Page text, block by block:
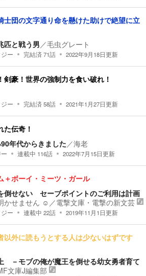
士団の文字通り命を懸けた助けで絶望に立
匹と戦う男／毛虫グレート
ー 完結済71話 2022年9月18日更新
剣豪！世界の強制力を食い破れ！
ー 完結済58話 2021年1月27日更新
た伝奇！
年代からきました／海老
連載中 116話 2022年7月15日更新
＋ボーイ・ミーツ・ガール
倒せない セーブポイントのご利用は計画
かせません ☺ ／電撃文庫・電撃の新文芸
ー 連載中 22話 2019年11月1日更新
以外に読もうとする人は少ないはずです
－モブの俺が魔王を倒せる幼女勇者育て
文庫J編集部